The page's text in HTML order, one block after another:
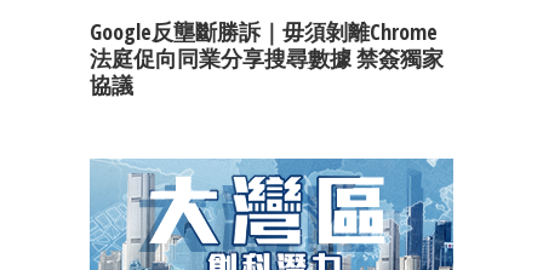
Google反壟斷勝訴｜毋須剝離Chrome
法庭促向同業分享搜尋數據 禁簽獨家
協議